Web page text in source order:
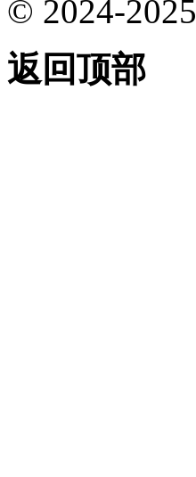
© 2024-2025
返回顶部